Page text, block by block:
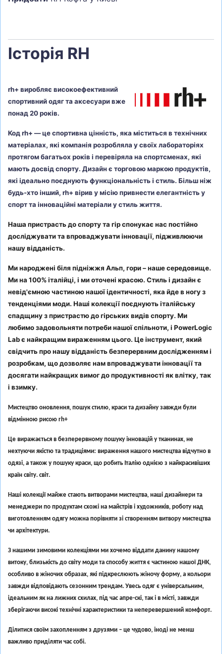
Історія RH
rh+ виробляє високоефективний
спортивний одяг та аксесуари вже
понад 20 років.
Код rh+ — це спортивна цінність, яка міститься в технічних
матеріалах, які компанія розробляла у своїх лабораторіях
протягом багатьох років і перевіряла на спортсменах, які
мають досвід спорту. Дизайн є торговою маркою продуктів,
які ідеально поєднують функціональність і стиль. Більш ніж
будь-хто інший, rh+ вірив у місію привнести елегантність у
спорт та інноваційні матеріали у стиль життя.
Наша пристрасть до спорту та гір спонукає нас постійно
досліджувати та впроваджувати інновації, підживлюючи
нашу відданість.
Ми народжені біля підніжжя Альп, гори – наше середовище.
Ми на 100% італійці, і ми оточені красою. Стиль і дизайн є
невід'ємною частиною нашої ідентичності, яка йде в ногу з
тенденціями моди. Наші колекції поєднують італійську
спадщину з пристрастю до гірських видів спорту. Ми
любимо задовольняти потреби нашої спільноти, і PowerLogic
Lab є найкращим вираженням цього. Це інструмент, який
свідчить про нашу відданість безперервним дослідженням і
розробкам, що дозволяє нам впроваджувати інновації та
досягати найкращих вимог до продуктивності як влітку, так
і взимку.
Мистецтво оновлення, пошук стилю, краси та дизайну завжди були
відмінною рисою rh+
Це виражається в безперервному пошуку інновацій у тканинах, не
нехтуючи якістю та традиціями: вираження нашого мистецтва відчутно в
одязі, а також у пошуку краси, що робить Італію однією з найкрасивіших
країн світу. світ.
Наші колекції майже стають витворами мистецтва, наші дизайнери та
менеджери по продуктам схожі на майстрів і художників, роботу над
виготовленням одягу можна порівняти зі створенням витвору мистецтва
чи архітектури.
З нашими зимовими колекціями ми хочемо віддати данину нашому
витоку, близькість до світу моди та способу життя є частиною нашої ДНК,
особливо в жіночих образах, які підкреслюють жіночу форму, а кольори
завжди відповідають сезонним трендам. Увесь одяг є універсальним,
ідеальним як на лижних схилах, під час апре-скі, так і в місті, завжди
зберігаючи високі технічні характеристики та неперевершений комфорт.
Ділитися своїм захопленням з друзями – це чудово, іноді не менш
важливо приділяти час собі.